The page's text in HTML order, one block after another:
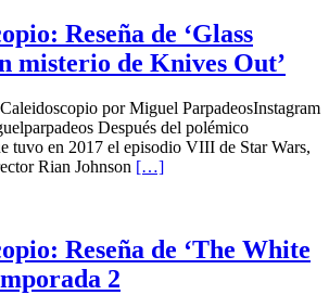
Reseña de ‘Glass
misterio de Knives Out’
por Miguel ParpadeosInstagram
Después del polémico
tuvo en 2017 el episodio VIII de Star Wars,
Rian Johnson […]
Reseña de ‘The White
2